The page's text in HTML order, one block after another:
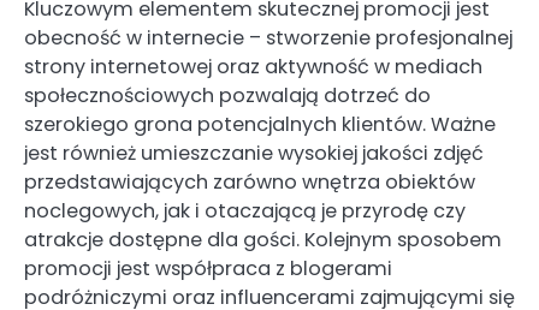
Kluczowym elementem skutecznej promocji jest
obecność w internecie – stworzenie profesjonalnej
strony internetowej oraz aktywność w mediach
społecznościowych pozwalają dotrzeć do
szerokiego grona potencjalnych klientów. Ważne
jest również umieszczanie wysokiej jakości zdjęć
przedstawiających zarówno wnętrza obiektów
noclegowych, jak i otaczającą je przyrodę czy
atrakcje dostępne dla gości. Kolejnym sposobem
promocji jest współpraca z blogerami
podróżniczymi oraz influencerami zajmującymi się